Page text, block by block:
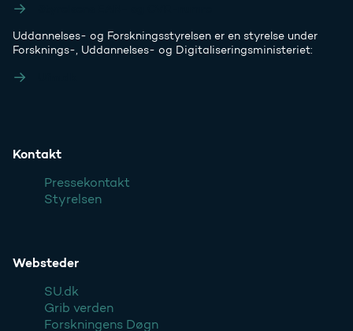
Uddannelses- og Forskningsstyrelsen er en styrelse under
Forsknings-, Uddannelses- og Digitaliseringsministeriet:
Kontakt
Pressekontakt
Styrelsen
Websteder
SU.dk
Grib verden
Forskningens Døgn